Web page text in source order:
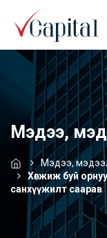
Мэдээ,
Мэдээ,
Хөгжиж буй
санхүүжилт саарав